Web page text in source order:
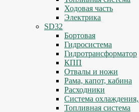
Ходовая часть
Электрика
SD32
Бортовая
Гидросистема
Гидротрансформатор
КПП
Отвалы и ножи
Рама, капот, кабина
Расходники
Система
Топливная система